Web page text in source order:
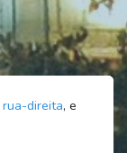
rua-direita, e